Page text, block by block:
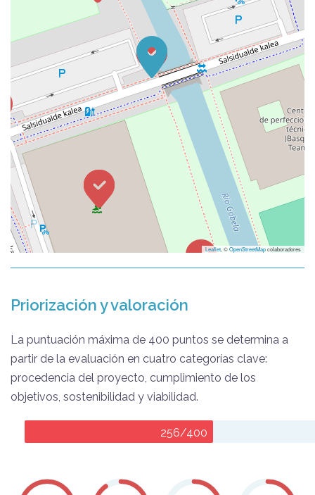
Leaflet , ©OpenStreetMapcolaboradores
Priorización y valoración
La puntuación máxima de 400 puntos se determina a
partir de la evaluación en cuatro categorías clave:
procedencia del proyecto, cumplimiento de los
objetivos, sostenibilidad y viabilidad.
256/400